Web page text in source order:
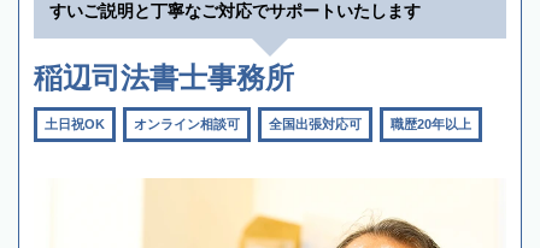
すいご説明と丁寧なご対応でサポートいたします
稲辺司法書士事務所
土日祝OK オンライン相談可 全国出張対応可 職歴20年以上